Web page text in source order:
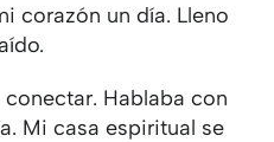
corazón un día. Lleno
Hablaba con
Mi casa espiritual se